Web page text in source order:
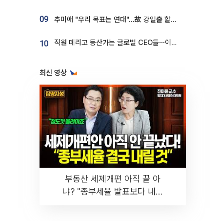
09 추미애 "우리 목표는 연대"…故 강일출 할머니 흉상 제막
10 직원 데리고 등산가는 글로벌 CEO들⋯이유 있었네
최신 영상
부동산 세제개편 아직 끝 아
냐? "종부세율 발표보다 내릴